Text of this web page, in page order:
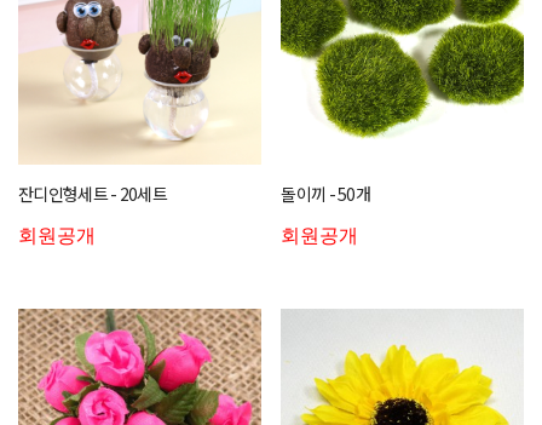
잔디인형세트 - 20세트
회원공개
돌이끼 - 50개
회원공개